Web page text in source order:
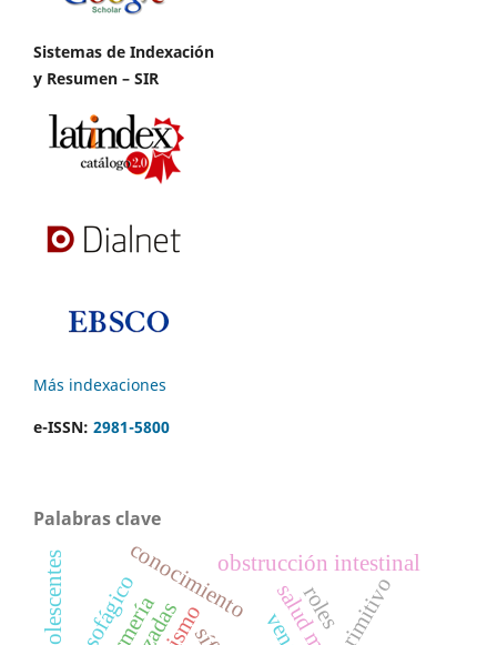
Sistemas de Indexación
y Resumen – SIR
Más indexaciones
e-ISSN: 2981-5800
Palabras clave
conocimientoobstrucción intestinal
adolescentes primitivo
roles